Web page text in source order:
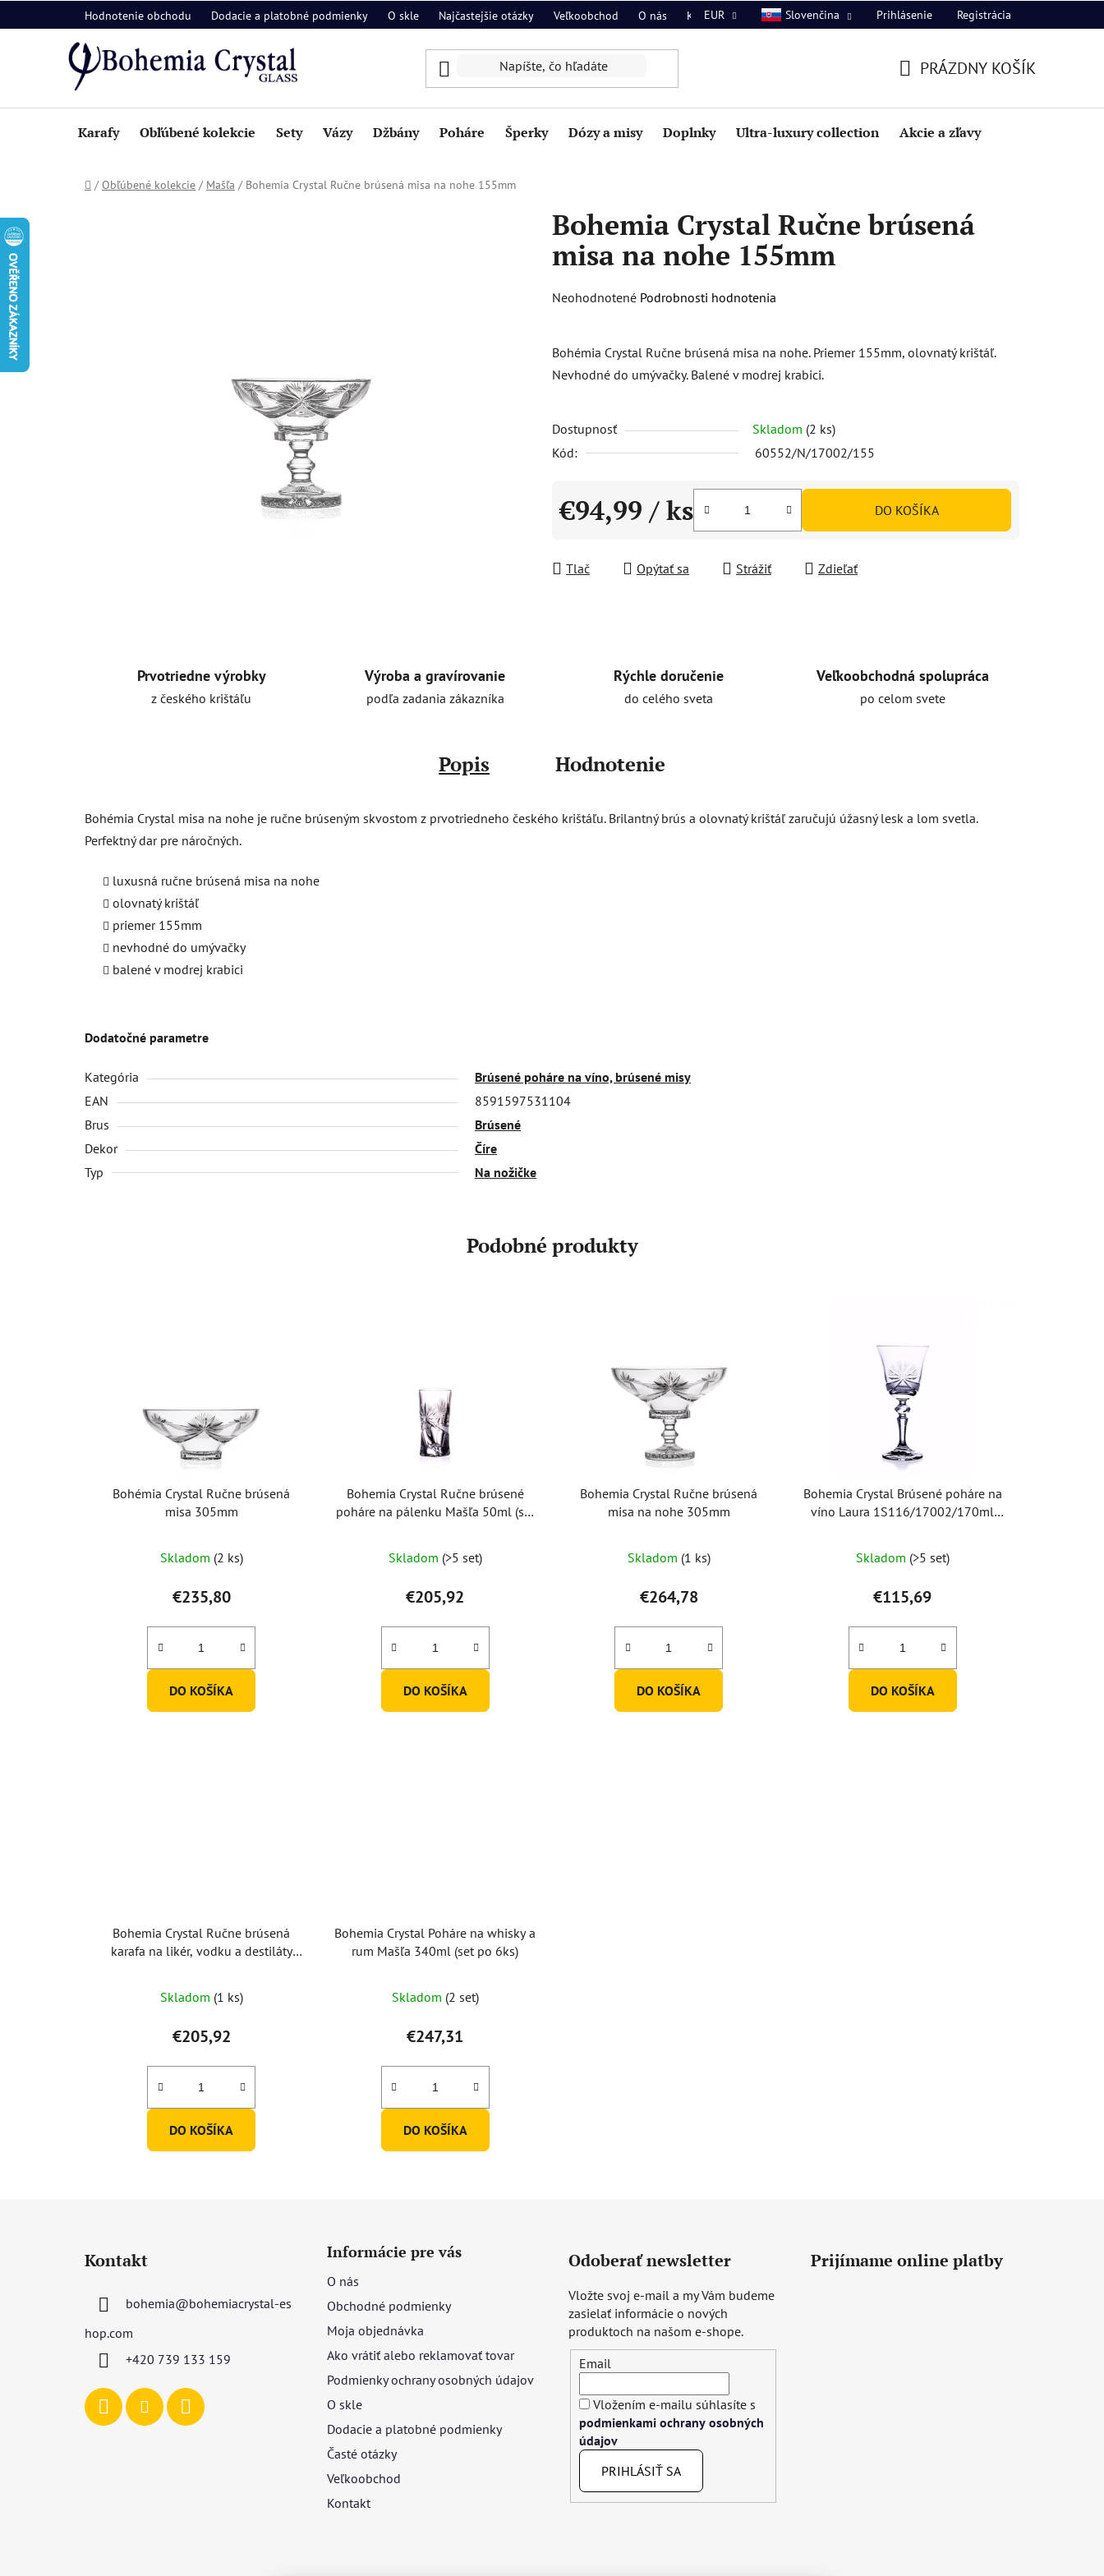
na
Hodnotenie obchodu Dodacie a platobné podmienky O skle Najčastejšie otázky Veľkoobchod O nás Kontakt
EUR Slovenčina Prihlásenie Registrácia
KOŠÍK
PRÁZDNY KOŠÍK
Karafy Obľúbené kolekcie Sety Vázy Džbány Poháre Šperky Dózy a misy Doplnky Ultra-luxury collection Akcie a zľavy
Domov
/ Obľúbené kolekcie / Mašľa / Bohemia Crystal Ručne brúsená misa na nohe 155mm
Bohemia Crystal Ručne brúsená
misa na nohe 155mm
Priemerné
je
0,0
5
hviezdičiek.
Neohodnotené Podrobnosti hodnotenia
Bohémia Crystal Ručne brúsená misa na nohe. Priemer 155mm, olovnatý krištáľ.
Nevhodné do umývačky. Balené v modrej krabici.
Dostupnosť Skladom (2 ks)
Kód:
60552/N/17002/155
€94,99 / ks DO KOŠÍKA
Tlač Opýtať sa Strážiť Zdieľať
Prvotriedne výrobky
z českého krištáľu
Výroba a gravírovanie
podľa zadania zákazníka
Rýchle doručenie
do celého sveta
Veľkoobchodná spolupráca
po celom svete
Popis Hodnotenie
Bohémia Crystal misa na nohe je ručne brúseným skvostom z prvotriedneho českého krištáľu. Brilantný brús a olovnatý krištáľ zaručujú úžasný lesk a lom svetla.
Perfektný dar pre náročných.
luxusná ručne brúsená misa na nohe
olovnatý krištáľ
priemer 155mm
nevhodné do umývačky
balené v modrej krabici
Dodatočné parametre
Kategória
Brúsené poháre na víno, brúsené misy
EAN
8591597531104
Brus
Brúsené
Dekor
Číre
Typ
Na nožičke
Podobné produkty
Bohémia Crystal Ručne brúsená
misa 305mm
Skladom (2 ks)
€235,80
DO KOŠÍKA
Bohemia Crystal Ručne brúsené
poháre na pálenku Mašľa 50ml (set
Skladom (>5 set)
€205,92
DO KOŠÍKA
Bohemia Crystal Ručne brúsená
misa na nohe 305mm
hodnotenie
produktu
je
5,0
z
hviezdičiek.
Skladom (1 ks)
€264,78
DO KOŠÍKA
Bohemia Crystal Brúsené poháre na
víno Laura 1S116/17002/170ml
hodnotenie
produktu
je
5,0
z
hviezdičiek.
Skladom (>5 set)
€115,69
DO KOŠÍKA
Bohemia Crystal Ručne brúsená
karafa na likér, vodku a destiláty
Skladom (1 ks)
€205,92
DO KOŠÍKA
Bohemia Crystal Poháre na whisky a
rum Mašľa 340ml (set po 6ks)
Skladom (2 set)
€247,31
DO KOŠÍKA
Kontakt
bohemia@bohemiacrystal-es
hop.com
+420 739 133 159
Informácie pre vás
O nás
Obchodné podmienky
Moja objednávka
Ako vrátiť alebo reklamovať tovar
Podmienky ochrany osobných údajov
O skle
Dodacie a platobné podmienky
Časté otázky
Veľkoobchod
Kontakt
Odoberať newsletter
Vložte svoj e-mail a my Vám budeme
zasielať informácie o nových
produktoch na našom e-shope.
Email
Vložením e-mailu súhlasíte s
podmienkami ochrany osobných
údajov
PRIHLÁSIŤ SA
Prijímame online platby